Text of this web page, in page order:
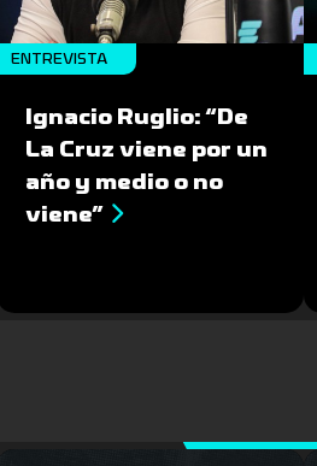
ENTREVISTA
Ignacio Ruglio: “De
La Cruz viene por un
año y medio o no
viene”